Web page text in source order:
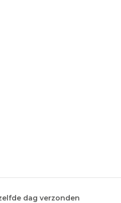
dag verzonden